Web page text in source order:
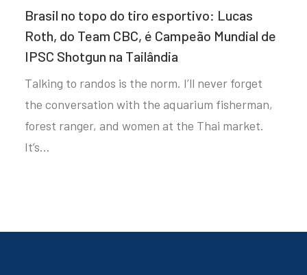
Brasil no topo do tiro esportivo: Lucas
Roth, do Team CBC, é Campeão Mundial de
IPSC Shotgun na Tailândia
Talking to randos is the norm. I’ll never forget
the conversation with the aquarium fisherman,
forest ranger, and women at the Thai market.
It’s…